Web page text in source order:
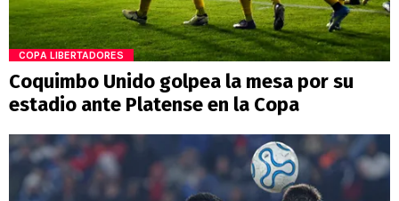
COPA LIBERTADORES
Coquimbo Unido golpea la mesa por su
estadio ante Platense en la Copa